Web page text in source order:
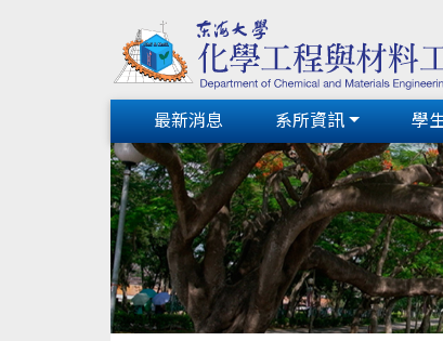
最新消息 系所資訊 學